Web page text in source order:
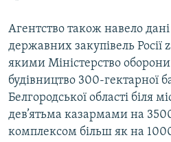
Агентство також навело дані
державних закупівель Росії
якими Міністерство оборони
будівництво 300-гектарної
Белгородської області біля
дев’ятьма казармами на
комплексом більш як на